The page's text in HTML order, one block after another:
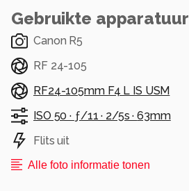
Gebruikte apparatuur
Canon R5
RF 24-105
RF24-105mm F4 L IS USM
ISO 50 · ƒ/11 · 2/5s ·63mm
Flits uit
Alle foto informatie tonen